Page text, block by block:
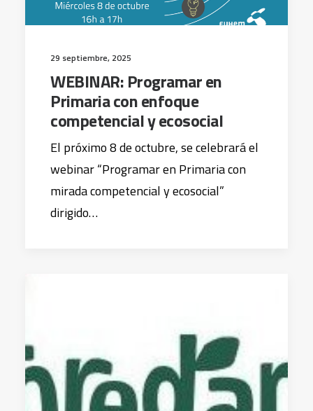
29 septiembre, 2025
WEBINAR: Programar en
Primaria con enfoque
competencial y ecosocial
El próximo 8 de octubre, se celebrará el
webinar “Programar en Primaria con
mirada competencial y ecosocial”
dirigido…